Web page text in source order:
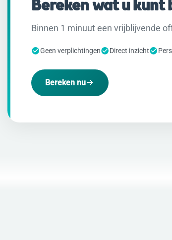
Bereken wat u kunt
Binnen 1 minuut een vrijblijvende
Geen verplichtingen Direct inzicht
Bereken nu